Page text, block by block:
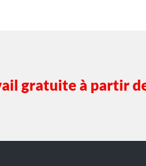
gratuite à partir